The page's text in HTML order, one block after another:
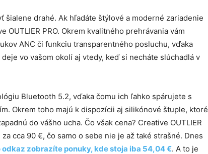
šialene drahé. Ak hľadáte štýlové a moderné zariadenie
OUTLIER PRO. Okrem kvalitného prehrávania vám
ANC či funkciu transparentného posluchu, vďaka
vo vašom okolí aj vtedy, keď si necháte slúchadlá v
Bluetooth 5.2, vďaka čomu ich ľahko spárujete s
Okrem toho majú k dispozícii aj silikónové štuple, ktoré
do vášho ucha. Čo však cena? Creative OUTLIER
cca 90 €, čo samo o sebe nie je až také strašné. Dnes
zobrazíte ponuky, kde stoja iba 54,04 €. A to je